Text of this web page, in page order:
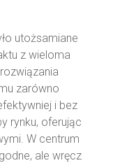
utożsamiane
z wieloma
zarówno
i bez
rynku, oferując
W centrum
ale wręcz